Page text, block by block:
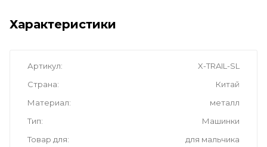
Характеристики
Артикул
X-TRAIL-SL
Страна
Китай
Материал
металл
Тип
Машинки
Товар для
для мальчика